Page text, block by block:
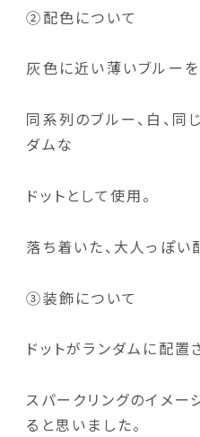
②配色について
灰色に近い薄いブルーを
同系列のブルー、白、同
ダムな
ドットとして使用。
落ち着いた、大人っぽい
③装飾について
ドットがランダムに配置
スパークリングのイメ
ると思いました。